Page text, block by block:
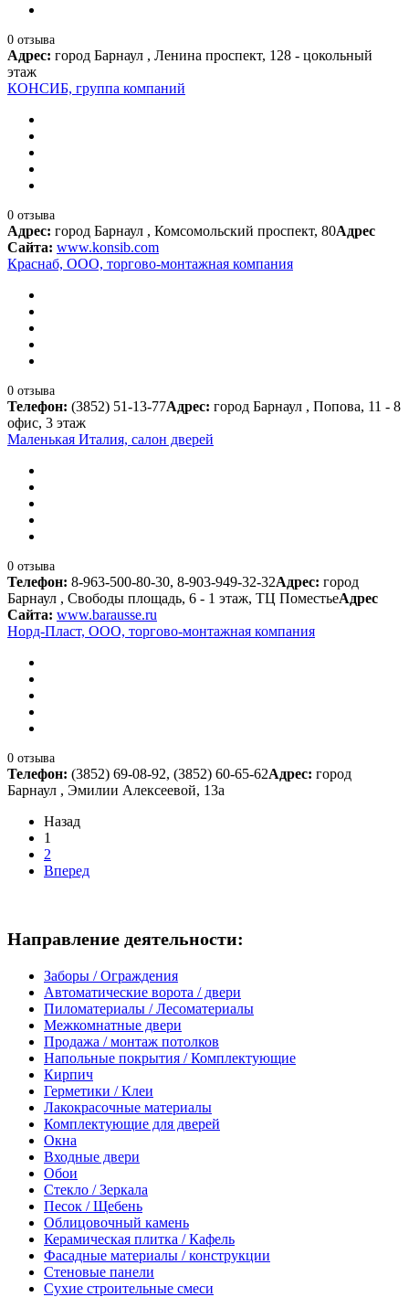
0 отзыва
Адрес: город Барнаул , Ленина проспект, 128 - цокольный
этаж
КОНСИБ, группа компаний
0 отзыва
Адрес: город Барнаул , Комсомольский проспект, 80Адрес
Сайта: www.konsib.com
Краснаб, ООО, торгово-монтажная компания
0 отзыва
Телефон: (3852) 51-13-77Адрес: город Барнаул , Попова, 11 - 8
офис, 3 этаж
Маленькая Италия, салон дверей
0 отзыва
Телефон: 8-963-500-80-30, 8-903-949-32-32Адрес: город
Барнаул , Свободы площадь, 6 - 1 этаж, ТЦ ПоместьеАдрес
Сайта: www.barausse.ru
Норд-Пласт, ООО, торгово-монтажная компания
0 отзыва
Телефон: (3852) 69-08-92, (3852) 60-65-62Адрес: город
Барнаул , Эмилии Алексеевой, 13а
Назад
1
2
Вперед
Направление деятельности:
Заборы / Ограждения
Автоматические ворота / двери
Пиломатериалы / Лесоматериалы
Межкомнатные двери
Продажа / монтаж потолков
Напольные покрытия / Комплектующие
Кирпич
Герметики / Клеи
Лакокрасочные материалы
Комплектующие для дверей
Окна
Входные двери
Обои
Стекло / Зеркала
Песок / Щебень
Облицовочный камень
Керамическая плитка / Кафель
Фасадные материалы / конструкции
Стеновые панели
Сухие строительные смеси